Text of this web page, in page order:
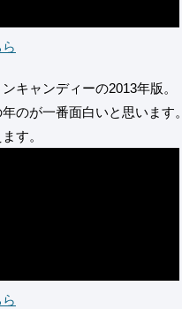
キャンディーの2013年版。
のが一番面白いと思います。
す。